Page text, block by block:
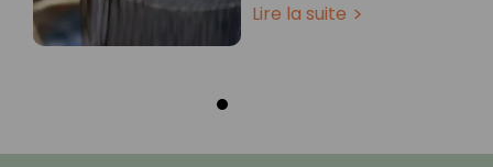
Lire la suite